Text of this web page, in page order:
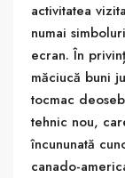
activitatea
numai
ecran. În
măciucă buni
tocmac
tehnic nou,
încununată
canado-